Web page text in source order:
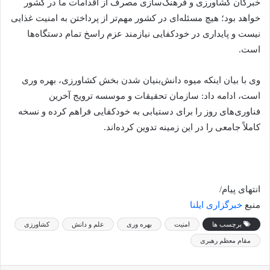
خبرگان کشاورزی و فرهنگ‌سازی مصرف از اقدامات ما در کشور
خواهد بود؛ هیچ مسئله‌ای در کشور مهم‌تر از پرداختن به امنیت غذایی
نیست و پایداری در خودکفایی نیازمند عزم راسخ تمام دستگاه‌ها
است.
وی با بیان اینکه میوه دانش‌بنیان شدن بخش کشاورزی، بهره وری
است، ادامه داد: سازمان تحقیقات و موسسه ترویج آخرین
فناوری‌های روز را برای دستیابی به خودکفایی فراهم کرده و نسخه
کاملاً جامعی را در این زمینه تدوین کرده‌اند.
انتهای پیام/
منبع خبرگزاری ایلنا
برچسب ها امنیت بهره وری علم و دانش کشاورزی
مقام معظم رهبری